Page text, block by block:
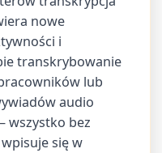
nowe
i
transkrybowanie
lub
audio
wszystko bez
się w